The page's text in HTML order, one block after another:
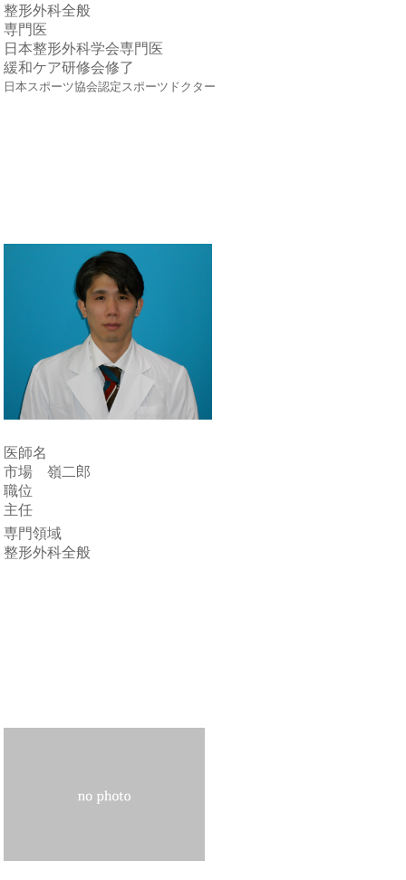
整形外科全般
専門医
日本整形外科学会専門医
緩和ケア研修会修了
日本スポーツ協会認定スポーツドクター
医師名
市場 嶺二郎
職位
主任
専門領域
整形外科全般